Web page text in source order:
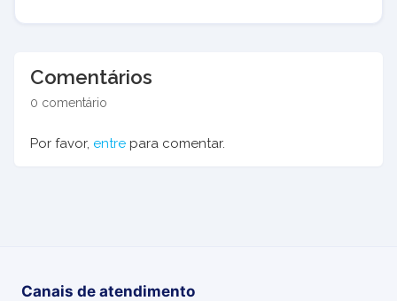
Comentários
0 comentário
Por favor, entre para comentar.
Canais de atendimento